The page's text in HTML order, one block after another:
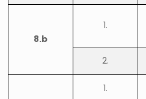
8.b
1.
2.
1.